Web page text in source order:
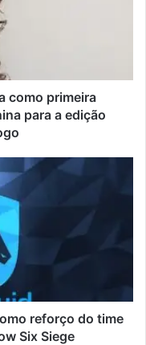
como primeira
para a edição
reforço do time
Six Siege